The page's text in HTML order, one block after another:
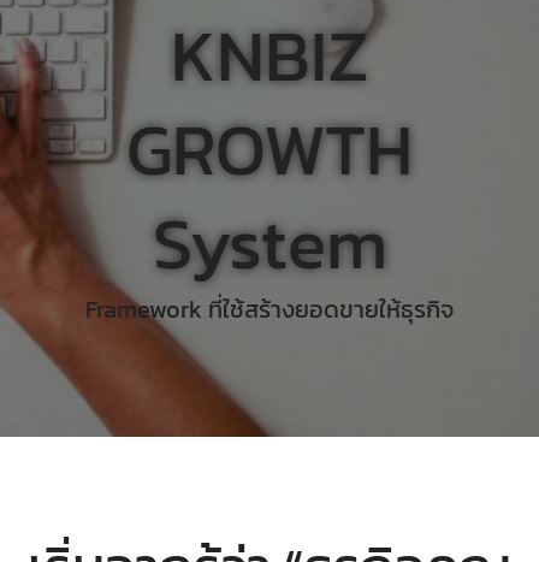
KNBIZ
GROWTH
System
Framework ที่ใช้สร้างยอดขายให้ธุรกิจ